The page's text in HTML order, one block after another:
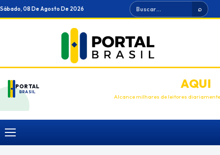
Ir
para
Sábado, 08 De Agosto De 2026 Buscar ⌕
PORTAL
BRASIL
ANUNCIEAQUI
Alcance milhares de leitores diariamente
Menu